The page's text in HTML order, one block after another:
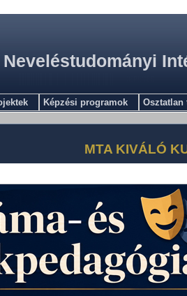
Neveléstudományi
Képzési programok Osztatlan
MTA KIVÁLÓ